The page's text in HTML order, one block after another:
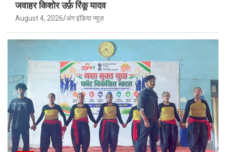
जवाहर किशोर उर्फ़ रिंकू यादव
August 4, 2026 अंग इंडिया न्यूज़